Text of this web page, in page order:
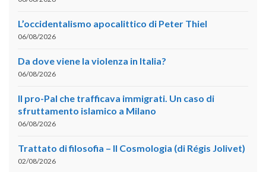
L’occidentalismo apocalittico di Peter Thiel
06/08/2026
Da dove viene la violenza in Italia?
06/08/2026
Il pro-Pal che trafficava immigrati. Un caso di
sfruttamento islamico a Milano
06/08/2026
Trattato di filosofia – II Cosmologia (di Régis Jolivet)
02/08/2026